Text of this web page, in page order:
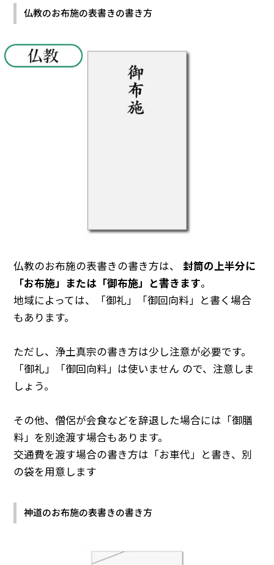
仏教のお布施の表書きの書き方
仏教のお布施の表書きの書き方は、 封筒の上半分に
「お布施」または「御布施」と書きます。
地域によっては、「御礼」「御回向料」と書く場合
もあります。
ただし、浄土真宗の書き方は少し注意が必要です。
「御礼」「御回向料」は使いません ので、注意しま
しょう。
その他、僧侶が会食などを辞退した場合には「御膳
料」を別途渡す場合もあります。
交通費を渡す場合の書き方は「お車代」と書き、別
の袋を用意します
神道のお布施の表書きの書き方